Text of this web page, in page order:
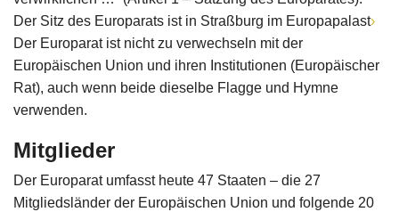
Der Sitz des Europarats ist in Straßburg im Europapalast
Der Europarat ist nicht zu verwechseln mit der
Europäischen Union und ihren Institutionen (Europäischer
Rat), auch wenn beide dieselbe Flagge und Hymne
verwenden.
Mitglieder
Der Europarat umfasst heute 47 Staaten – die 27
Mitgliedsländer der Europäischen Union und folgende 20